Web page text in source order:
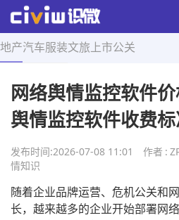
地产汽车服装文旅 上市公关
首页 > 舆情知识 > 正文
网络舆情监控软件
舆情监控软件收费
发布时间:2026-07-08 11:01 作者 :
情知识
随着企业品牌运营、危机公关和
长，越来越多的企业开始部署网